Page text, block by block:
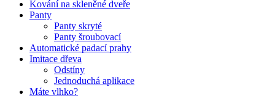
Kování na skleněné dveře
Panty
Panty skryté
Panty šroubovací
Automatické padací prahy
Imitace dřeva
Odstíny
Jednoduchá aplikace
Máte vlhko?